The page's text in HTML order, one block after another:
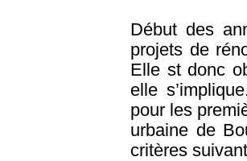
Début des
projets de
Elle st donc
elle
pour les
urbaine de
critères